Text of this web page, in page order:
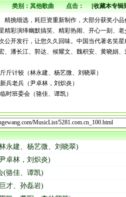
务 类别：其他歌曲 点击：[收藏本专辑
挑细选，耗巨资重新制作，大部分获奖小品
精彩演绎幽默搞笑、精彩热闹、开心一刻、
公开发行，让您久久回味。中国当代著名笑
、潘长江、郭达、候耀文、魏积安、黄晓娟
斤计较（林永建、杨艺微、刘晓翠）
兵老兵（尹卓林，刘炽炎）
时班委会（骆佳、谭凯）
等）
）
）
网上歌曲最全、人气最旺、更新最快、最受
载、原创军歌上传等服务。
永建、杨艺微、刘晓翠)
卓林，刘炽炎)
(骆佳、谭凯)
才、孙磊岩)